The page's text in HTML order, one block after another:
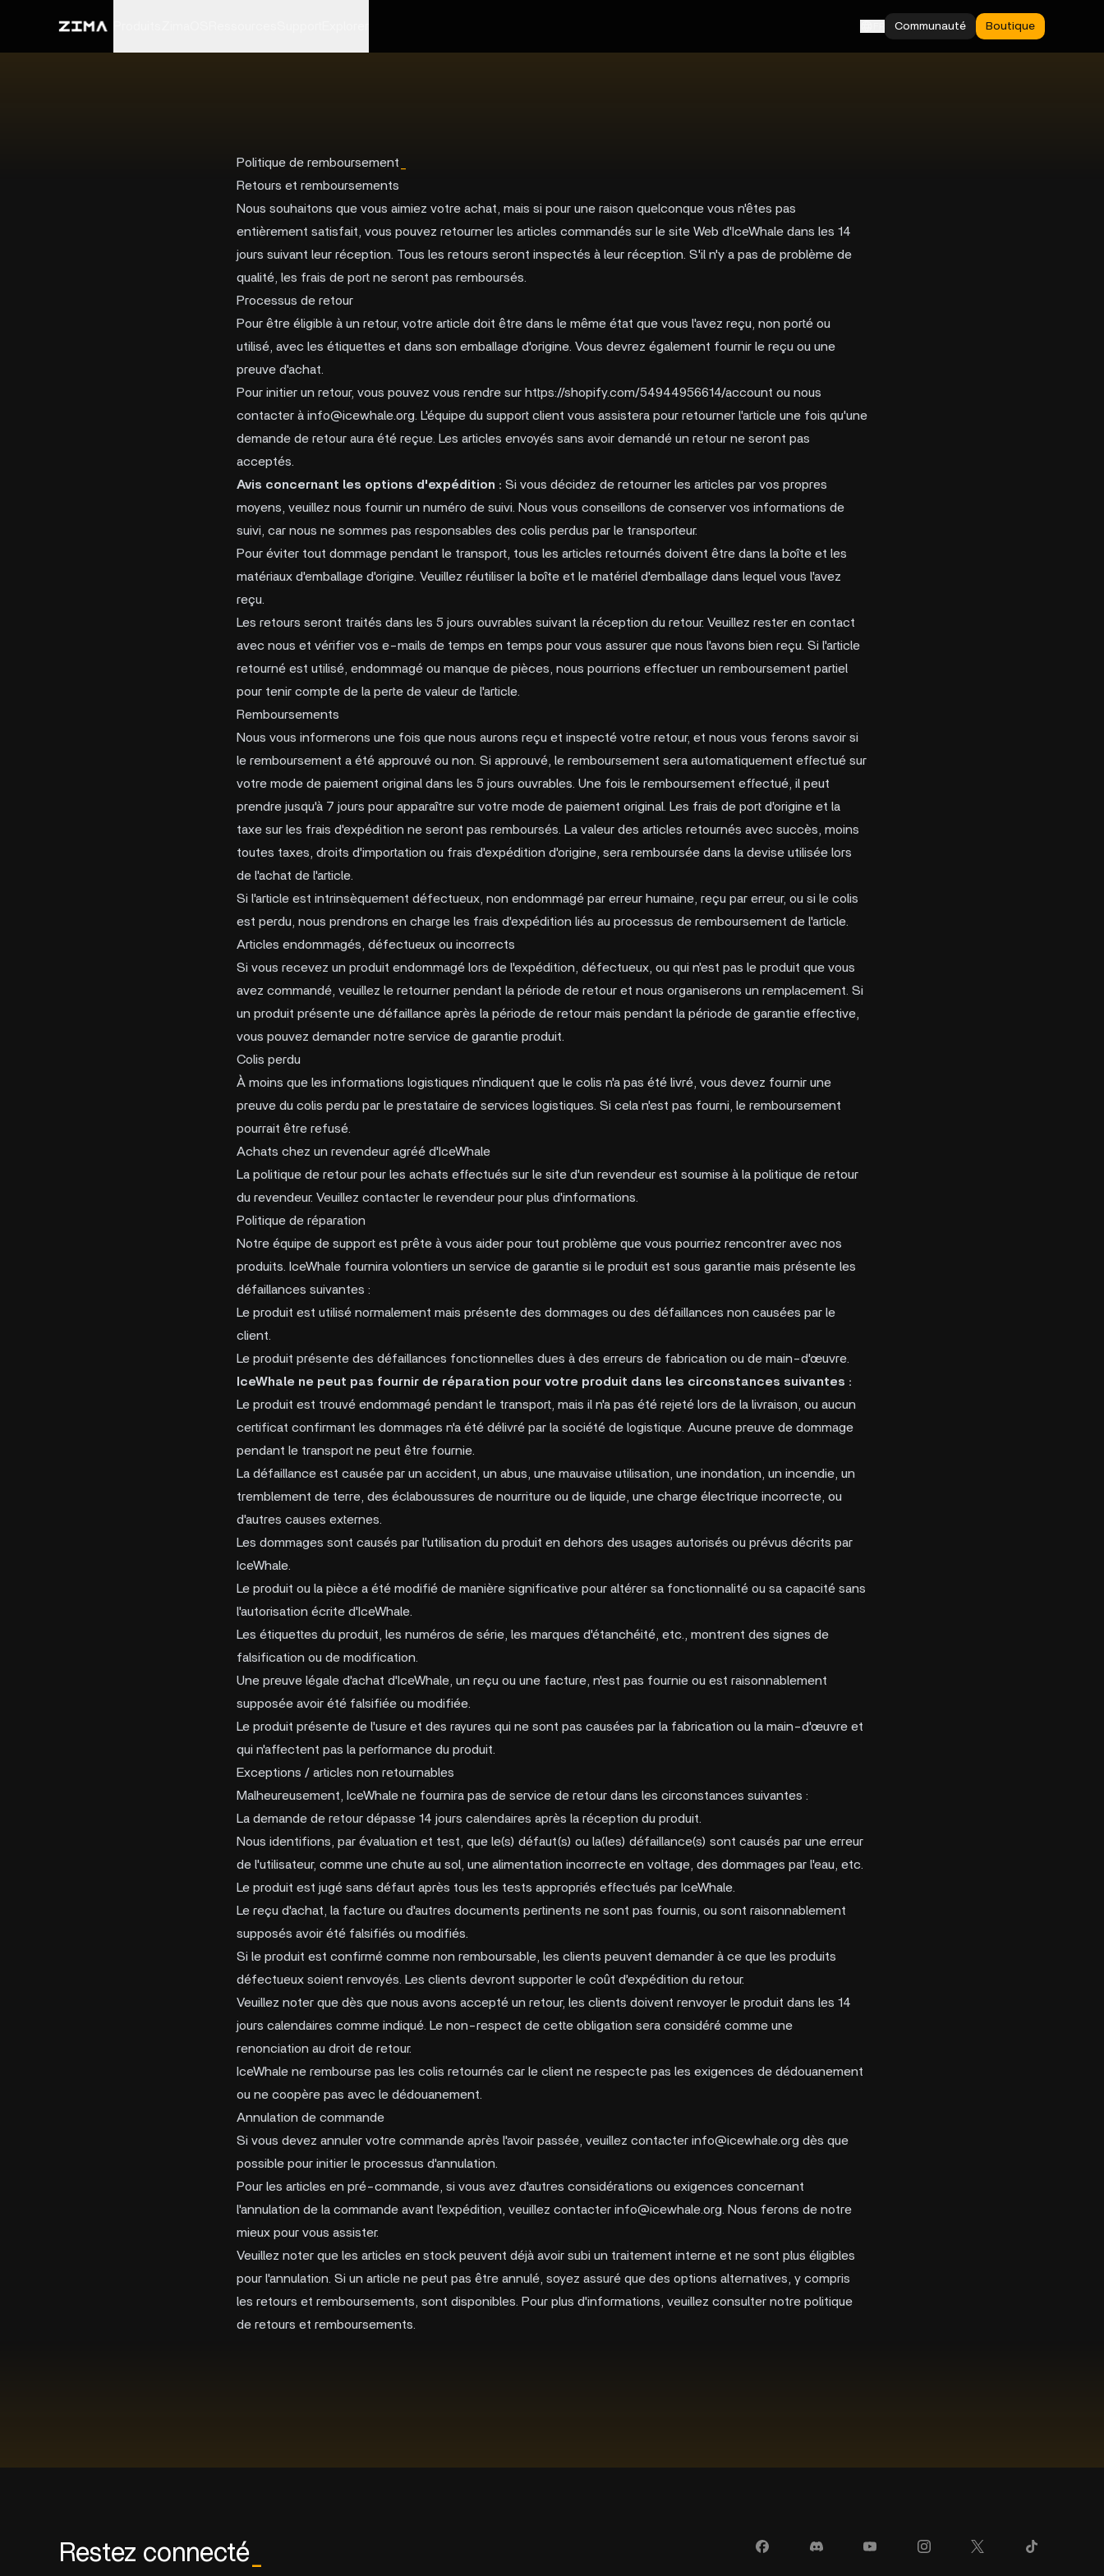
Communauté Boutique
Politique de remboursement
Retours et remboursements
Nous souhaitons que vous aimiez votre achat, mais si pour une raison quelconque vous n'êtes pas
entièrement satisfait, vous pouvez retourner les articles commandés sur le site Web d'IceWhale dans les 14
jours suivant leur réception. Tous les retours seront inspectés à leur réception. S'il n'y a pas de problème de
qualité, les frais de port ne seront pas remboursés.
Processus de retour
Pour être éligible à un retour, votre article doit être dans le même état que vous l'avez reçu, non porté ou
utilisé, avec les étiquettes et dans son emballage d'origine. Vous devrez également fournir le reçu ou une
preuve d'achat.
Pour initier un retour, vous pouvez vous rendre sur https://shopify.com/54944956614/account ou nous
contacter à info@icewhale.org . L'équipe du support client vous assistera pour retourner l'article une fois qu'une
demande de retour aura été reçue. Les articles envoyés sans avoir demandé un retour ne seront pas
acceptés.
Avis concernant les options d'expédition : Si vous décidez de retourner les articles par vos propres
moyens, veuillez nous fournir un numéro de suivi. Nous vous conseillons de conserver vos informations de
suivi, car nous ne sommes pas responsables des colis perdus par le transporteur.
Pour éviter tout dommage pendant le transport, tous les articles retournés doivent être dans la boîte et les
matériaux d'emballage d'origine. Veuillez réutiliser la boîte et le matériel d'emballage dans lequel vous l'avez
reçu.
Les retours seront traités dans les 5 jours ouvrables suivant la réception du retour. Veuillez rester en contact
avec nous et vérifier vos e-mails de temps en temps pour vous assurer que nous l'avons bien reçu. Si l'article
retourné est utilisé, endommagé ou manque de pièces, nous pourrions effectuer un remboursement partiel
pour tenir compte de la perte de valeur de l'article.
Remboursements
Nous vous informerons une fois que nous aurons reçu et inspecté votre retour, et nous vous ferons savoir si
le remboursement a été approuvé ou non. Si approuvé, le remboursement sera automatiquement effectué sur
votre mode de paiement original dans les 5 jours ouvrables. Une fois le remboursement effectué, il peut
prendre jusqu'à 7 jours pour apparaître sur votre mode de paiement original. Les frais de port d'origine et la
taxe sur les frais d'expédition ne seront pas remboursés. La valeur des articles retournés avec succès, moins
toutes taxes, droits d'importation ou frais d'expédition d'origine, sera remboursée dans la devise utilisée lors
de l'achat de l'article.
Si l'article est intrinsèquement défectueux, non endommagé par erreur humaine, reçu par erreur, ou si le colis
est perdu, nous prendrons en charge les frais d'expédition liés au processus de remboursement de l'article.
Articles endommagés, défectueux ou incorrects
Si vous recevez un produit endommagé lors de l'expédition, défectueux, ou qui n'est pas le produit que vous
avez commandé, veuillez le retourner pendant la période de retour et nous organiserons un remplacement. Si
un produit présente une défaillance après la période de retour mais pendant la période de garantie effective,
vous pouvez demander notre service de garantie produit.
Colis perdu
À moins que les informations logistiques n'indiquent que le colis n'a pas été livré, vous devez fournir une
preuve du colis perdu par le prestataire de services logistiques. Si cela n'est pas fourni, le remboursement
pourrait être refusé.
Achats chez un revendeur agréé d'IceWhale
La politique de retour pour les achats effectués sur le site d'un revendeur est soumise à la politique de retour
du revendeur. Veuillez contacter le revendeur pour plus d'informations.
Politique de réparation
Notre équipe de support est prête à vous aider pour tout problème que vous pourriez rencontrer avec nos
produits. IceWhale fournira volontiers un service de garantie si le produit est sous garantie mais présente les
défaillances suivantes :
Le produit est utilisé normalement mais présente des dommages ou des défaillances non causées par le
client.
Le produit présente des défaillances fonctionnelles dues à des erreurs de fabrication ou de main-d'œuvre.
IceWhale ne peut pas fournir de réparation pour votre produit dans les circonstances suivantes :
Le produit est trouvé endommagé pendant le transport, mais il n'a pas été rejeté lors de la livraison, ou aucun
certificat confirmant les dommages n'a été délivré par la société de logistique. Aucune preuve de dommage
pendant le transport ne peut être fournie.
La défaillance est causée par un accident, un abus, une mauvaise utilisation, une inondation, un incendie, un
tremblement de terre, des éclaboussures de nourriture ou de liquide, une charge électrique incorrecte, ou
d'autres causes externes.
Les dommages sont causés par l'utilisation du produit en dehors des usages autorisés ou prévus décrits par
IceWhale.
Le produit ou la pièce a été modifié de manière significative pour altérer sa fonctionnalité ou sa capacité sans
l'autorisation écrite d'IceWhale.
Les étiquettes du produit, les numéros de série, les marques d'étanchéité, etc., montrent des signes de
falsification ou de modification.
Une preuve légale d'achat d'IceWhale, un reçu ou une facture, n'est pas fournie ou est raisonnablement
supposée avoir été falsifiée ou modifiée.
Le produit présente de l'usure et des rayures qui ne sont pas causées par la fabrication ou la main-d'œuvre et
qui n'affectent pas la performance du produit.
Exceptions / articles non retournables
Malheureusement, IceWhale ne fournira pas de service de retour dans les circonstances suivantes :
La demande de retour dépasse 14 jours calendaires après la réception du produit.
Nous identifions, par évaluation et test, que le(s) défaut(s) ou la(les) défaillance(s) sont causés par une erreur
de l'utilisateur, comme une chute au sol, une alimentation incorrecte en voltage, des dommages par l'eau, etc.
Le produit est jugé sans défaut après tous les tests appropriés effectués par IceWhale.
Le reçu d'achat, la facture ou d'autres documents pertinents ne sont pas fournis, ou sont raisonnablement
supposés avoir été falsifiés ou modifiés.
Si le produit est confirmé comme non remboursable, les clients peuvent demander à ce que les produits
défectueux soient renvoyés. Les clients devront supporter le coût d'expédition du retour.
Veuillez noter que dès que nous avons accepté un retour, les clients doivent renvoyer le produit dans les 14
jours calendaires comme indiqué. Le non-respect de cette obligation sera considéré comme une
renonciation au droit de retour.
IceWhale ne rembourse pas les colis retournés car le client ne respecte pas les exigences de dédouanement
ou ne coopère pas avec le dédouanement.
Annulation de commande
Si vous devez annuler votre commande après l'avoir passée, veuillez contacter info@icewhale.org dès que
possible pour initier le processus d'annulation.
Pour les articles en pré-commande, si vous avez d'autres considérations ou exigences concernant
l'annulation de la commande avant l'expédition, veuillez contacter info@icewhale.org . Nous ferons de notre
mieux pour vous assister.
Veuillez noter que les articles en stock peuvent déjà avoir subi un traitement interne et ne sont plus éligibles
pour l'annulation. Si un article ne peut pas être annulé, soyez assuré que des options alternatives, y compris
les retours et remboursements, sont disponibles. Pour plus d'informations, veuillez consulter notre politique
de retours et remboursements.
Restez connecté